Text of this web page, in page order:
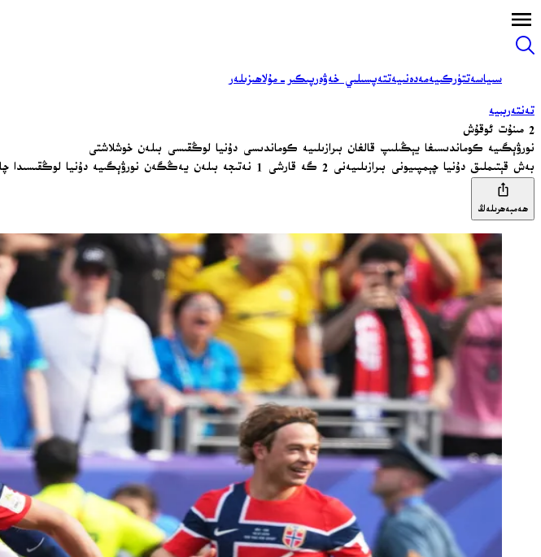
سىياسەتتۈركىيەمەدەنىيەتتەپسىلىي خەۋەرپىكىر-مۇلاھىزىلەر
تەنتەربىيە
2 مىنۇت ئوقۇش
نورۋېگىيە كوماندىسىغا يېڭىلىپ قالغان بىرازىلىيە كوماندىسى دۇنيا لوڭقىسى بىلەن خوشلاشتى
بەش قېتىملىق دۇنيا چېمپىيونى بىرازىلىيەنى 2 گە قارشى 1 نەتىجە بىلەن يەڭگەن نورۋېگىيە دۇنيا لوڭقىسىدا چارەك ھەل قىلغۇچ مۇسابىقىگە كىردى.
ھەمبەھرىلەڭ